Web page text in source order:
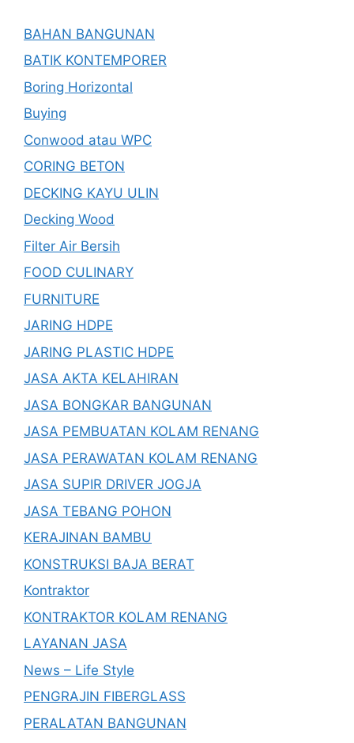
BAHAN BANGUNAN
BATIK KONTEMPORER
Boring Horizontal
Buying
Conwood atau WPC
CORING BETON
DECKING KAYU ULIN
Decking Wood
Filter Air Bersih
FOOD CULINARY
FURNITURE
JARING HDPE
JARING PLASTIC HDPE
JASA AKTA KELAHIRAN
JASA BONGKAR BANGUNAN
JASA PEMBUATAN KOLAM RENANG
JASA PERAWATAN KOLAM RENANG
JASA SUPIR DRIVER JOGJA
JASA TEBANG POHON
KERAJINAN BAMBU
KONSTRUKSI BAJA BERAT
Kontraktor
KONTRAKTOR KOLAM RENANG
LAYANAN JASA
News – Life Style
PENGRAJIN FIBERGLASS
PERALATAN BANGUNAN